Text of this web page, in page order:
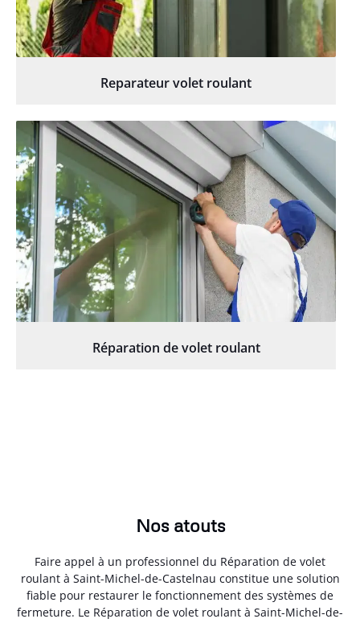
Reparateur volet roulant
Réparation de volet roulant
Nos atouts
Faire appel à un professionnel du Réparation de volet
roulant à Saint-Michel-de-Castelnau constitue une solution
fiable pour restaurer le fonctionnement des systèmes de
fermeture. Le Réparation de volet roulant à Saint-Michel-de-